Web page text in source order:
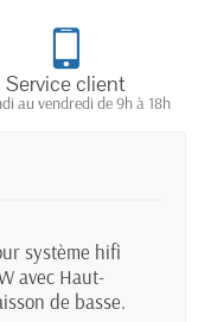
Service client
au vendredi de 9h à 18h
système hifi
avec Haut-
de basse.